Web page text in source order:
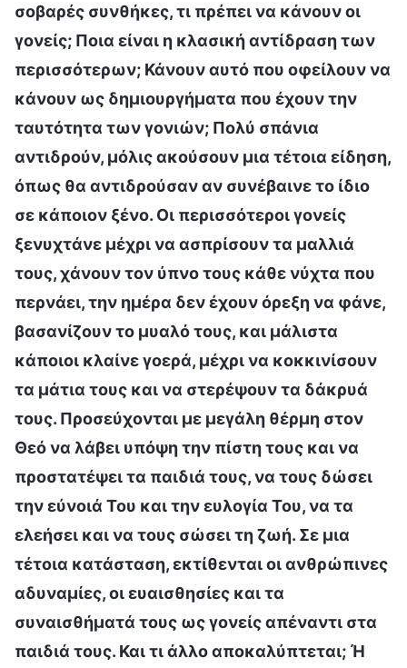
σοβαρές συνθήκες, τι πρέπει να κάνουν οι
γονείς; Ποια είναι η κλασική αντίδραση των
περισσότερων; Κάνουν αυτό που οφείλουν να
κάνουν ως δημιουργήματα που έχουν την
ταυτότητα των γονιών; Πολύ σπάνια
αντιδρούν, μόλις ακούσουν μια τέτοια είδηση,
όπως θα αντιδρούσαν αν συνέβαινε το ίδιο
σε κάποιον ξένο. Οι περισσότεροι γονείς
ξενυχτάνε μέχρι να ασπρίσουν τα μαλλιά
τους, χάνουν τον ύπνο τους κάθε νύχτα που
περνάει, την ημέρα δεν έχουν όρεξη να φάνε,
βασανίζουν το μυαλό τους, και μάλιστα
κάποιοι κλαίνε γοερά, μέχρι να κοκκινίσουν
τα μάτια τους και να στερέψουν τα δάκρυά
τους. Προσεύχονται με μεγάλη θέρμη στον
Θεό να λάβει υπόψη την πίστη τους και να
προστατέψει τα παιδιά τους, να τους δώσει
την εύνοιά Του και την ευλογία Του, να τα
ελεήσει και να τους σώσει τη ζωή. Σε μια
τέτοια κατάσταση, εκτίθενται οι ανθρώπινες
αδυναμίες, οι ευαισθησίες και τα
συναισθήματά τους ως γονείς απέναντι στα
παιδιά τους. Και τι άλλο αποκαλύπτεται; Ή